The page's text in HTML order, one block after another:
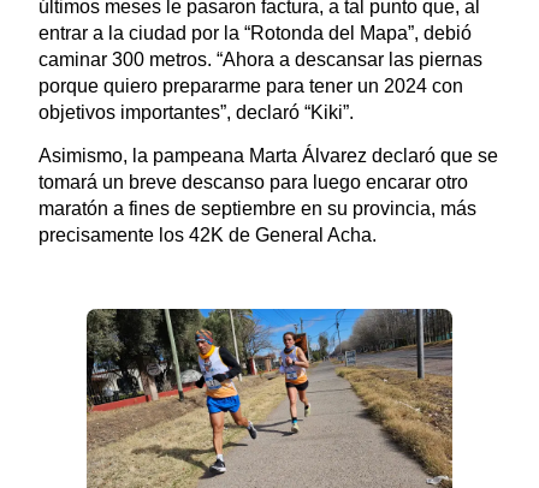
últimos meses le pasaron factura, a tal punto que, al
entrar a la ciudad por la “Rotonda del Mapa”, debió
caminar 300 metros. “Ahora a descansar las piernas
porque quiero prepararme para tener un 2024 con
objetivos importantes”, declaró “Kiki”.
Asimismo, la pampeana Marta Álvarez declaró que se
tomará un breve descanso para luego encarar otro
maratón a fines de septiembre en su provincia, más
precisamente los 42K de General Acha.